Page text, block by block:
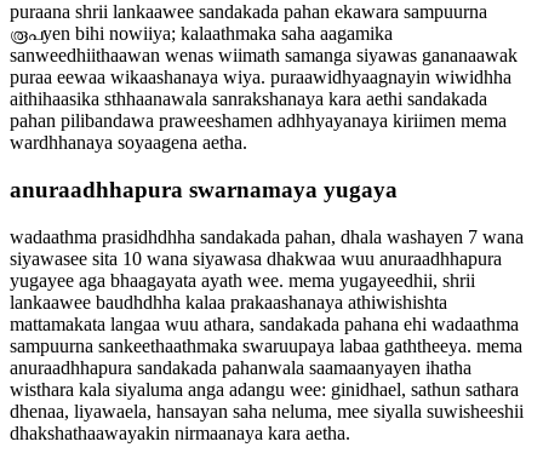
puraana shrii lankaawee sandakada pahan ekawara sampuurna
രൂപyen bihi nowiiya; kalaathmaka saha aagamika
sanweedhiithaawan wenas wiimath samanga siyawas gananaawak
puraa eewaa wikaashanaya wiya. puraawidhyaagnayin wiwidhha
aithihaasika sthhaanawala sanrakshanaya kara aethi sandakada
pahan pilibandawa praweeshamen adhhyayanaya kiriimen mema
wardhhanaya soyaagena aetha.
anuraadhhapura swarnamaya yugaya
wadaathma prasidhdhha sandakada pahan, dhala washayen 7 wana
siyawasee sita 10 wana siyawasa dhakwaa wuu anuraadhhapura
yugayee aga bhaagayata ayath wee. mema yugayeedhii, shrii
lankaawee baudhdhha kalaa prakaashanaya athiwishishta
mattamakata langaa wuu athara, sandakada pahana ehi wadaathma
sampuurna sankeethaathmaka swaruupaya labaa gaththeeya. mema
anuraadhhapura sandakada pahanwala saamaanyayen ihatha
wisthara kala siyaluma anga adangu wee: ginidhael, sathun sathara
dhenaa, liyawaela, hansayan saha neluma, mee siyalla suwisheeshii
dhakshathaawayakin nirmaanaya kara aetha.